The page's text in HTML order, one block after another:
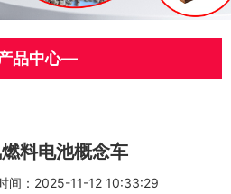
品中心—
料电池概念车
间：2025-11-12 10:33:29